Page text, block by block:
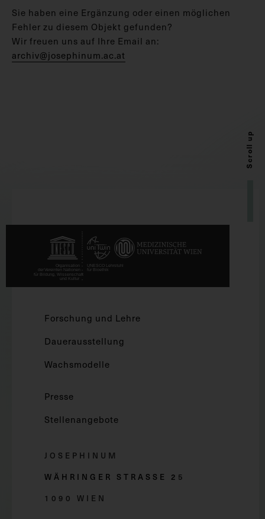
Sie haben eine Ergänzung oder einen möglichen
Fehler zu diesem Objekt gefunden?
Wir freuen uns auf Ihre Email an:
archiv@josephinum.ac.at
Scroll up
Forschung und Lehre
Dauerausstellung
Wachsmodelle
Presse
Stellenangebote
JOSEPHINUM
WÄHRINGER STRASSE 2 5
1090 WIEN